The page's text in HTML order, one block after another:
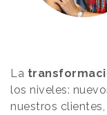
La
los niveles:
nuestros